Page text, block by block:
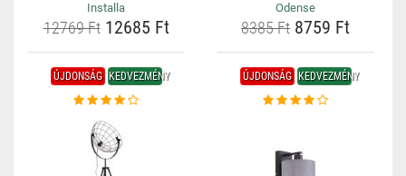
Installa
12769 Ft12685 Ft
Odense
8385 Ft 8759 Ft
ÚJDONSÁG KEDVEZMÉNY ÚJDONSÁG KEDVEZMÉNY